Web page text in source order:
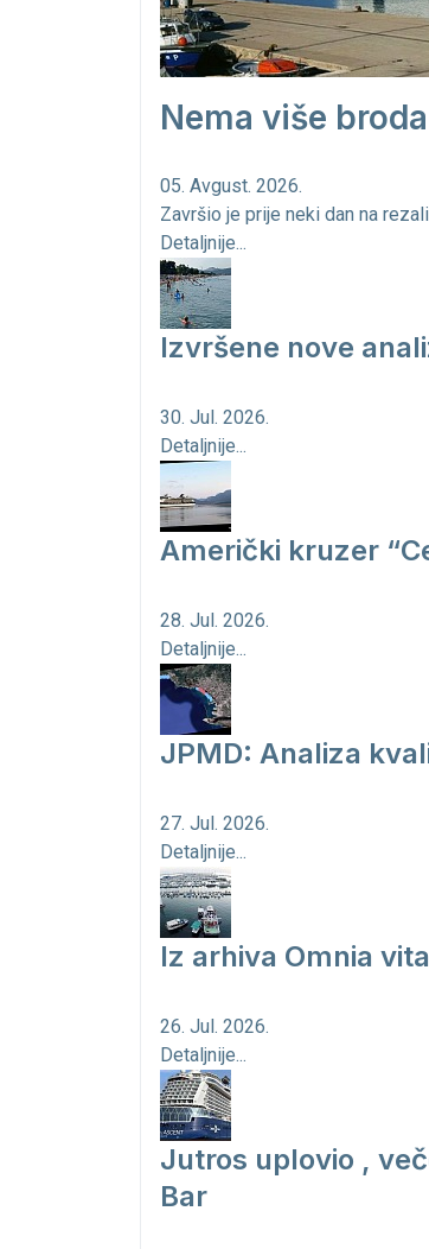
Nema više
05. Avgust. 2026.
Završio je prije neki dan na
Detaljnije...
Izvršene nove
30. Jul. 2026.
Detaljnije...
Američki kruzer
28. Jul. 2026.
Detaljnije...
JPMD: Analiza
27. Jul. 2026.
Detaljnije...
Iz arhiva Omnia
26. Jul. 2026.
Detaljnije...
Jutros uplovio ,
Bar